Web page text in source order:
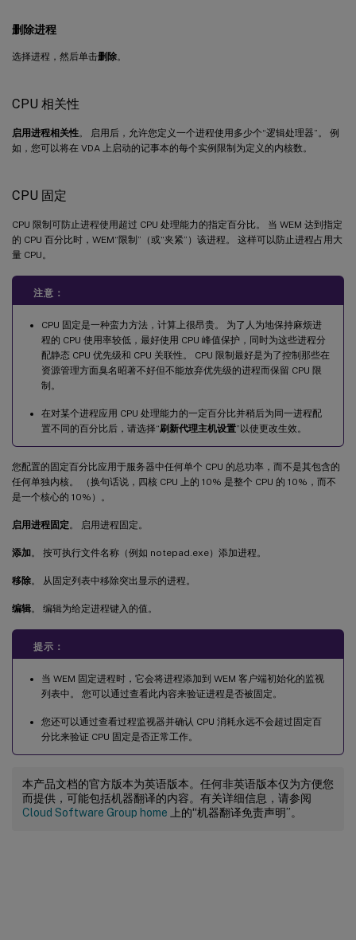
删除进程
选择进程，然后单击删除。
CPU 相关性
启用进程相关性。 启用后，允许您定义一个进程使用多少个“逻辑处理器”。 例
如，您可以将在 VDA 上启动的记事本的每个实例限制为定义的内核数。
CPU 固定
CPU 限制可防止进程使用超过 CPU 处理能力的指定百分比。 当 WEM 达到指定
的 CPU 百分比时，WEM“限制”（或“夹紧”）该进程。 这样可以防止进程占用大
量 CPU。
注意：
CPU 固定是一种蛮力方法，计算上很昂贵。 为了人为地保持麻烦进
程的 CPU 使用率较低，最好使用 CPU 峰值保护，同时为这些进程分
配静态 CPU 优先级和 CPU 关联性。 CPU 限制最好是为了控制那些在
资源管理方面臭名昭著不好但不能放弃优先级的进程而保留 CPU 限
制。
在对某个进程应用 CPU 处理能力的一定百分比并稍后为同一进程配
置不同的百分比后，请选择“刷新代理主机设置”以使更改生效。
您配置的固定百分比应用于服务器中任何单个 CPU 的总功率，而不是其包含的
任何单独内核。 （换句话说，四核 CPU 上的 10% 是整个 CPU 的 10%，而不
是一个核心的 10%）。
启用进程固定 。 启用进程固定。
添加。 按可执行文件名称（例如 notepad.exe）添加进程。
移除。 从固定列表中移除突出显示的进程。
编辑。 编辑为给定进程键入的值。
提示：
当 WEM 固定进程时，它会将进程添加到 WEM 客户端初始化的监视
列表中。 您可以通过查看此内容来验证进程是否被固定。
您还可以通过查看过程监视器并确认 CPU 消耗永远不会超过固定百
分比来验证 CPU 固定是否正常工作。
本产品文档的官方版本为英语版本。任何非英语版本仅为方便您
而提供，可能包括机器翻译的内容。有关详细信息，请参阅
Cloud Software Group home 上的“机器翻译免责声明”。